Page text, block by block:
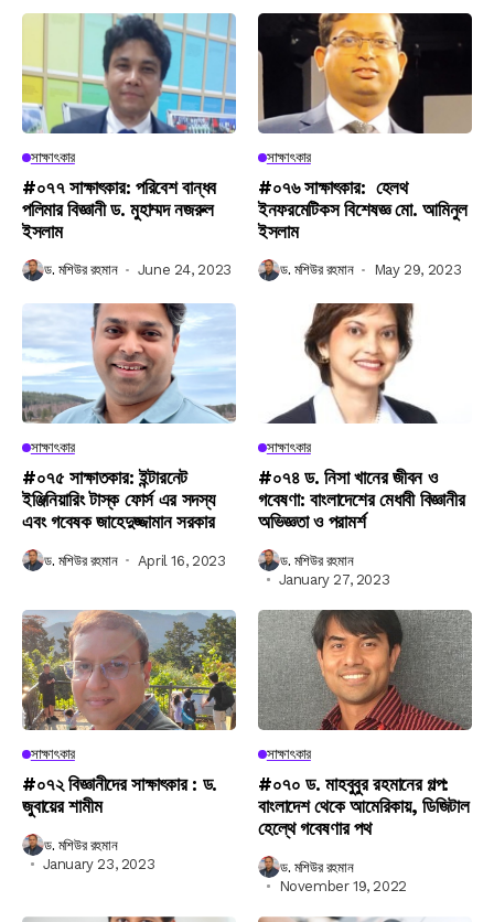
সাক্ষাৎকার
#০৭৭ সাক্ষাৎকার: পরিবেশ বান্ধব
পলিমার বিজ্ঞানী ড. মুহাম্মদ নজরুল
ইসলাম
ড. মশিউর রহমান June 24, 2023
সাক্ষাৎকার
#০৭৬ সাক্ষাৎকার: হেলথ
ইনফরমেটিকস বিশেষজ্ঞ মো. আমিনুল
ইসলাম
ড. মশিউর রহমান May 29, 2023
সাক্ষাৎকার
#০৭৫ সাক্ষাতকার: ইন্টারনেট
ইঞ্জিনিয়ারিং টাস্ক ফোর্স এর সদস্য
এবং গবেষক জাহেদুজ্জামান সরকার
ড. মশিউর রহমান April 16, 2023
সাক্ষাৎকার
#০৭৪ ড. নিসা খানের জীবন ও
গবেষণা: বাংলাদেশের মেধাবী বিজ্ঞানীর
অভিজ্ঞতা ও পরামর্শ
ড. মশিউর রহমান
January 27, 2023
সাক্ষাৎকার
#০৭২ বিজ্ঞানীদের সাক্ষাৎকার : ড.
জুবায়ের শামীম
ড. মশিউর রহমান
January 23, 2023
সাক্ষাৎকার
#০৭০ ড. মাহবুবুর রহমানের গল্প:
বাংলাদেশ থেকে আমেরিকায়, ডিজিটাল
হেল্থে গবেষণার পথ
ড. মশিউর রহমান
November 19, 2022